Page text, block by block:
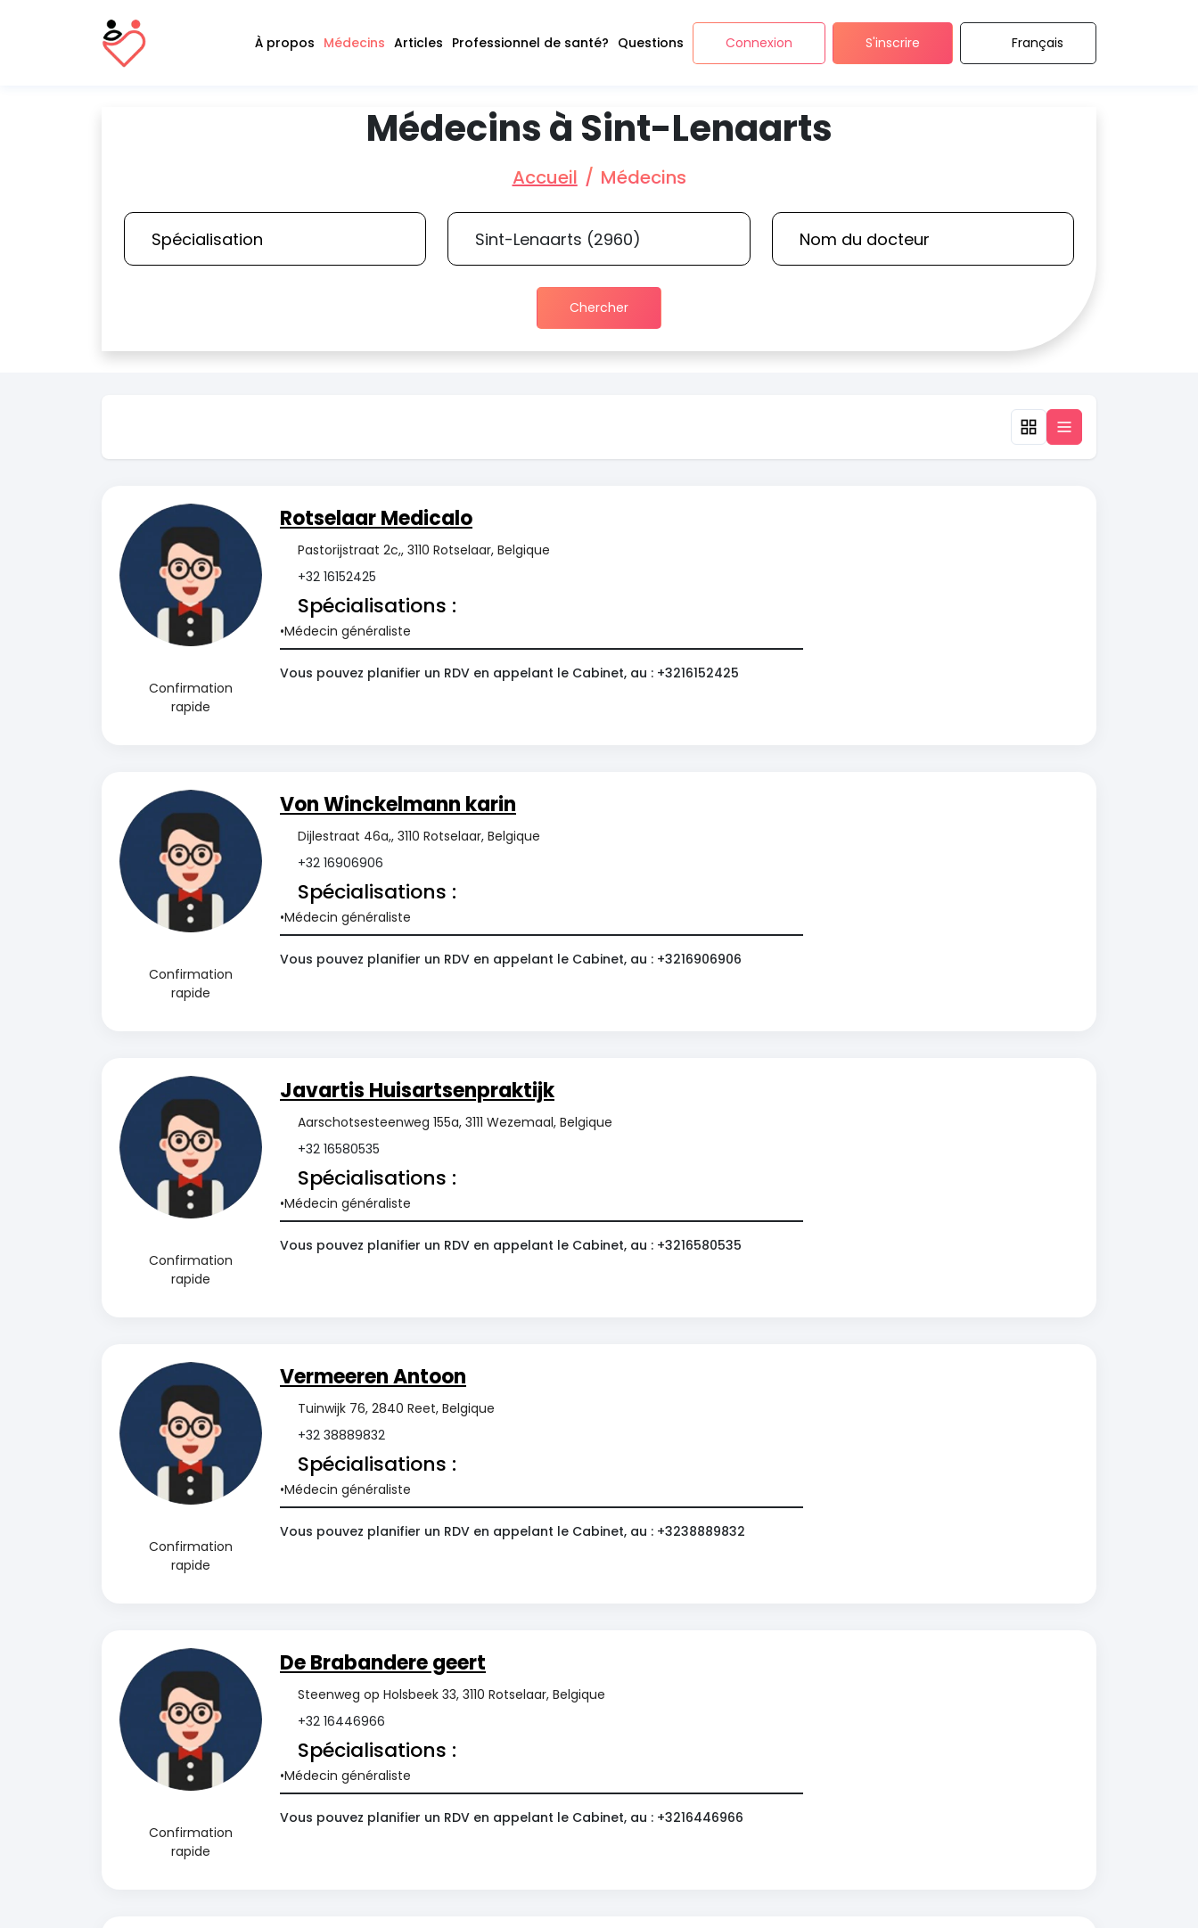
À propos Médecins Articles Professionnel de santé? Questions Connexion S'inscrire Français
Médecins à Sint-Lenaarts
Accueil Médecins
Chercher
Confirmation
rapide
Rotselaar Medicalo
Pastorijstraat 2c,, 3110 Rotselaar, Belgique
+32 16152425
Spécialisations :
Médecin généraliste
Vous pouvez planifier un RDV en appelant le Cabinet, au : +3216152425
Confirmation
rapide
Von Winckelmann karin
Dijlestraat 46a,, 3110 Rotselaar, Belgique
+32 16906906
Spécialisations :
Médecin généraliste
Vous pouvez planifier un RDV en appelant le Cabinet, au : +3216906906
Confirmation
rapide
Javartis Huisartsenpraktijk
Aarschotsesteenweg 155a, 3111 Wezemaal, Belgique
+32 16580535
Spécialisations :
Médecin généraliste
Vous pouvez planifier un RDV en appelant le Cabinet, au : +3216580535
Confirmation
rapide
Vermeeren Antoon
Tuinwijk 76, 2840 Reet, Belgique
+32 38889832
Spécialisations :
Médecin généraliste
Vous pouvez planifier un RDV en appelant le Cabinet, au : +3238889832
Confirmation
rapide
De Brabandere geert
Steenweg op Holsbeek 33, 3110 Rotselaar, Belgique
+32 16446966
Spécialisations :
Médecin généraliste
Vous pouvez planifier un RDV en appelant le Cabinet, au : +3216446966